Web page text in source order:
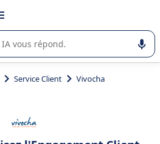
l'utilisation ou la sélection de
Service Client Vivocha